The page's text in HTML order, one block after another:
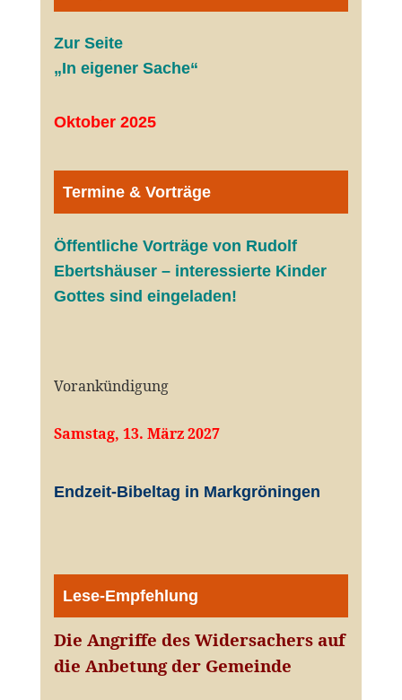
Zur Seite
„In eigener Sache“
Oktober 2025
Termine & Vorträge
Öffentliche Vorträge von Rudolf
Ebertshäuser – interessierte Kinder
Gottes sind eingeladen!
Vorankündigung
Samstag, 13. März 2027
Endzeit-Bibeltag in Markgröningen
Lese-Empfehlung
Die Angriffe des Widersachers auf
die Anbetung der Gemeinde